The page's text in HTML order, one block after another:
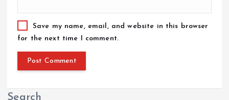
Save my name, email, and website in this browser
for the next time I comment.
Search